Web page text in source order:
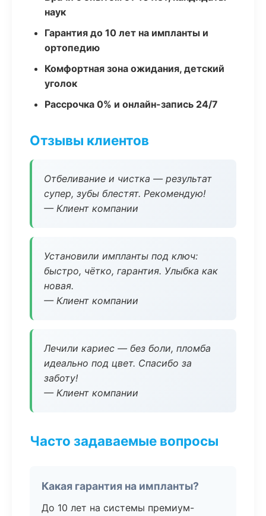
наук
Гарантия до 10 лет на импланты и
ортопедию
Комфортная зона ожидания, детский
уголок
Рассрочка 0% и онлайн-запись 24/7
Отзывы клиентов
Отбеливание и чистка — результат
супер, зубы блестят. Рекомендую!
— Клиент компании
Установили импланты под ключ:
быстро, чётко, гарантия. Улыбка как
новая.
— Клиент компании
Лечили кариес — без боли, пломба
идеально под цвет. Спасибо за
заботу!
— Клиент компании
Часто задаваемые вопросы
Какая гарантия на импланты?
До 10 лет на системы премиум-